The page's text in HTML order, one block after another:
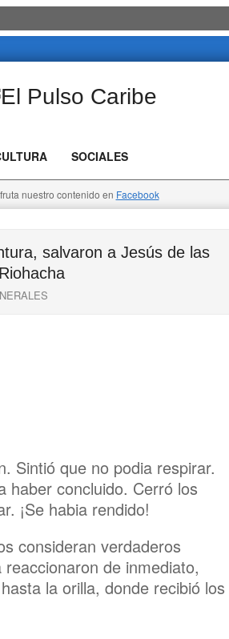
SOCIALES
nuestro contenido en Facebook
salvaron a Jesús de las
Sintió que no podia respirar.
haber concluido. Cerró los
¡Se habia rendido!
consideran verdaderos
de inmediato,
la orilla, donde recibió los